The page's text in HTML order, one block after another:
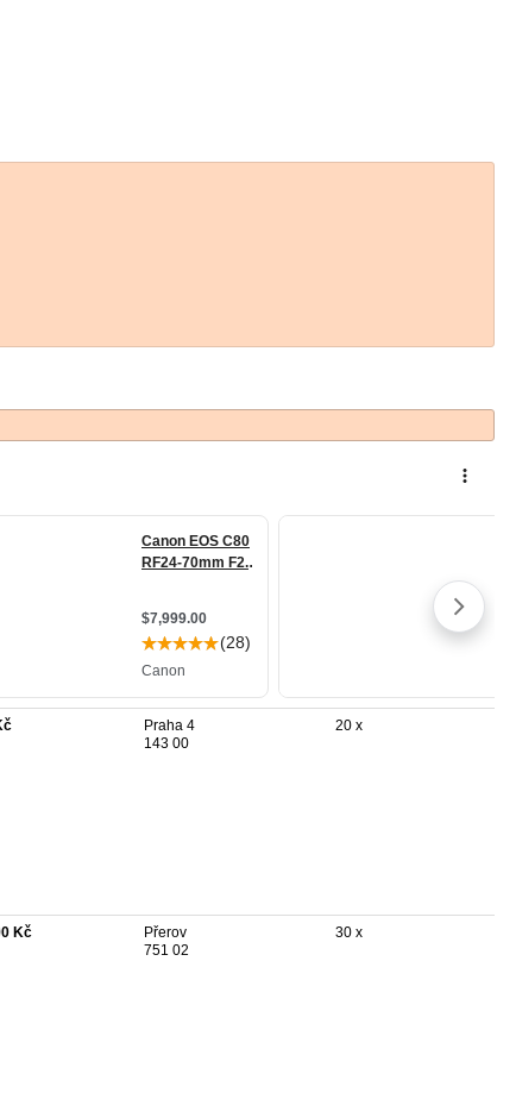
Praha 4
143 00
20 x
Kč
Přerov
751 02
30 x